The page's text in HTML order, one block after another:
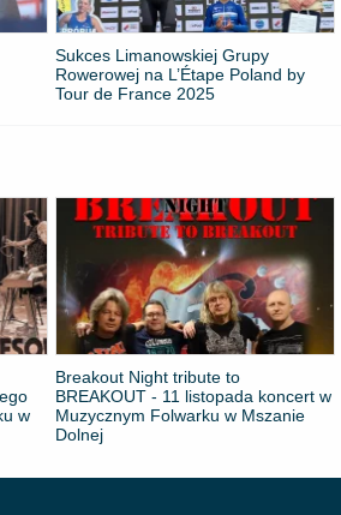
Sukces Limanowskiej Grupy
Rowerowej na L’Étape Poland by
Tour de France 2025
w
Breakout Night tribute to
BREAKOUT - 11 listopada koncert w
Muzycznym Folwarku w Mszanie
Dolnej